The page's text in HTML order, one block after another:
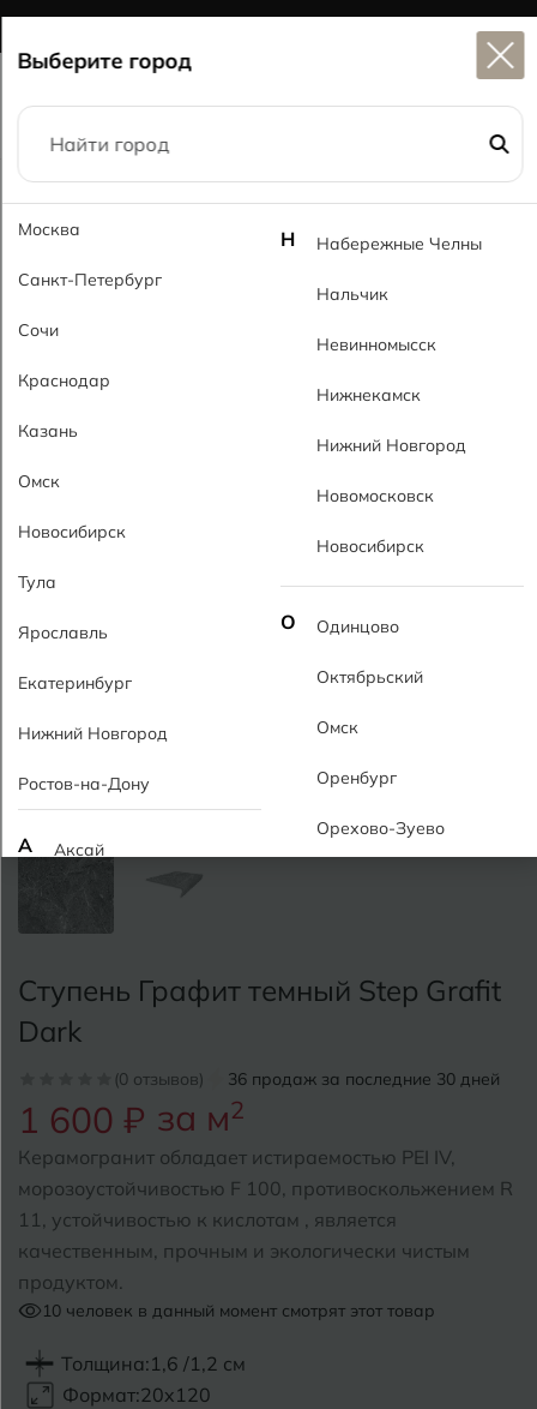
Главная Каталог
Лестницы
Ступень Графит темный Step Grafit Dark
Ступень Графит темный Step Grafit
Dark
(0 отзывов) 36 продаж за последние 30 дней
1 600 ₽ за м2
Керамогранит обладает истираемостью PEI IV,
морозоустойчивостью F 100, противоскольжением R
11, устойчивостью к кислотам , является
качественным, прочным и экологически чистым
продуктом.
10 человек в данный момент смотрят этот товар
Толщина:1,6 /1,2 см
Формат:20x120
Выберите город
Москва
Санкт-Петербург
Сочи
Краснодар
Казань
Омск
Новосибирск
Тула
Ярославль
Екатеринбург
Нижний Новгород
Ростов-на-Дону
А Аксай
Алушта
Анапа
Б Барнаул
Белгород
Белореченск
Боровичи
Бугульма
Н Набережные Челны
Нальчик
Невинномысск
Нижнекамск
Нижний Новгород
Новомосковск
Новосибирск
О Одинцово
Октябрьский
Омск
Оренбург
Орехово-Зуево
Ростов-на-Дону